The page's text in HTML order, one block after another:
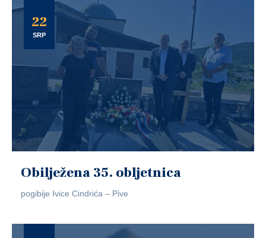
22
SRP
Obilježena 35. obljetnica
pogibije Ivice Cindrića – Pive